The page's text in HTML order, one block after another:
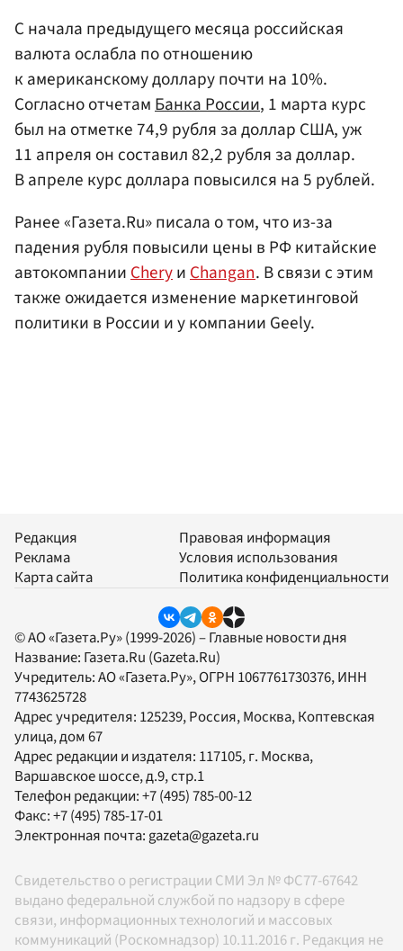
С начала предыдущего месяца российская
валюта ослабла по отношению
к американскому доллару почти на 10%.
Согласно отчетамБанка России, 1 марта курс
был на отметке 74,9 рубля за доллар США, уж
11 апреля он составил 82,2 рубля за доллар.
В апреле курс доллара повысился на 5 рублей.
Ранее «Газета.Ru» писала о том, что из-за
падения рубля повысили цены в РФ китайские
автокомпанииCheryиChangan. В связи с этим
также ожидается изменение маркетинговой
политики в России и у компании Geely.
Редакция
Реклама
Карта сайта
Правовая информация
Условия использования
Политика конфиденциальности
© АО «Газета.Ру» (1999-2026) – Главные новости дня
Название: Газета.Ru (Gazeta.Ru)
Учредитель:АО «Газета.Ру», ОГРН 1067761730376, ИНН
7743625728
Адрес учредителя: 125239, Россия, Москва, Коптевская
улица, дом 67
Адрес редакции и издателя: 117105, г. Москва,
Варшавское шоссе, д.9, стр.1
Телефон редакции:+7 (495) 785-00-12
Факс:+7 (495) 785-17-01
Электронная почта: gazeta@gazeta.ru
Свидетельство о регистрации СМИ Эл № ФС77-67642
выдано федеральной службой по надзору в сфере
связи, информационных технологий и массовых
коммуникаций (Роскомнадзор) 10.11.2016 г. Редакция не